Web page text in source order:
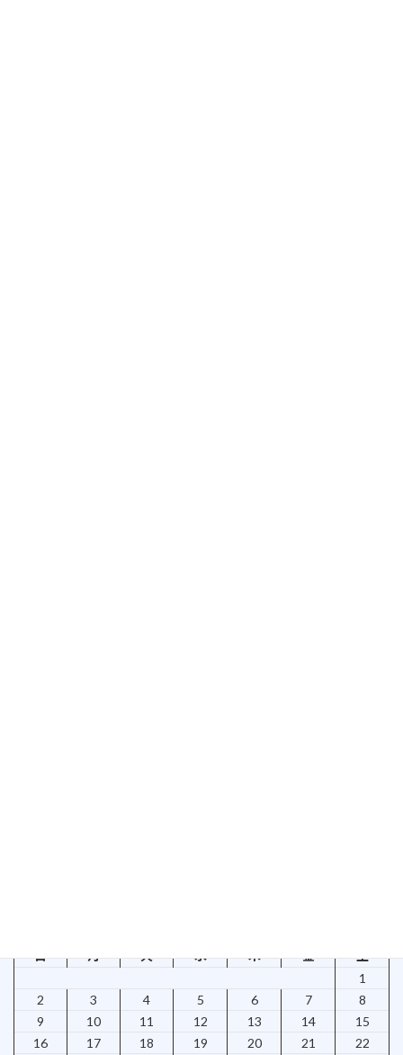
日
月 火 水 木 金
土
1
2
3 4 5 6 7
8
9
10 11 12 13 14
15
16
17 18 19 20 21
22